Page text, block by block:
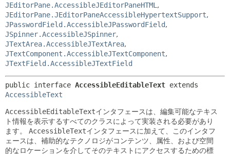
非推奨
索引
ヘルプ
メソッド
JEditorPane.AccessibleJEditorPaneHTML ,
JEditorPane.JEditorPaneAccessibleHypertextSupport,
JPasswordField.AccessibleJPasswordField,
JSpinner.AccessibleJSpinner,
JTextArea.AccessibleJTextArea,
JTextComponent.AccessibleJTextComponent,
JTextField.AccessibleJTextField
public interface AccessibleEditableText
AccessibleText
AccessibleEditableTextインタフェースは、編集可能なテキス
ト情報を表示するすべてのクラスによって実装される必要があり
ます。
AccessibleTextインタフェースに加えて、このインタフ
ェースは、補助的なテクノロジがコンテンツ、属性、および空間
的なロケーションを介してそのテキストにアクセスするための標